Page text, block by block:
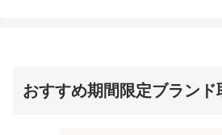
おすすめ期間限定ブランド